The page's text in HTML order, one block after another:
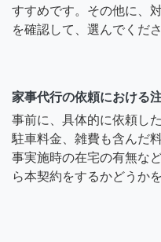
すすめです。その他に、
を確認して、選んでくださ
家事代行の依頼における
事前に、具体的に依頼し
駐車料金、雑費も含んだ
事実施時の在宅の有無な
ら本契約をするかどうか